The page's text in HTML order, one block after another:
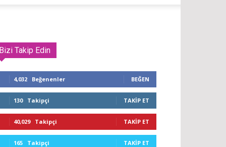
Bizi Takip Edin
4,032 Beğenenler BEĞEN
130 Takipçi TAKIP ET
40,029 Takipçi TAKIP ET
165 Takipçi TAKIP ET